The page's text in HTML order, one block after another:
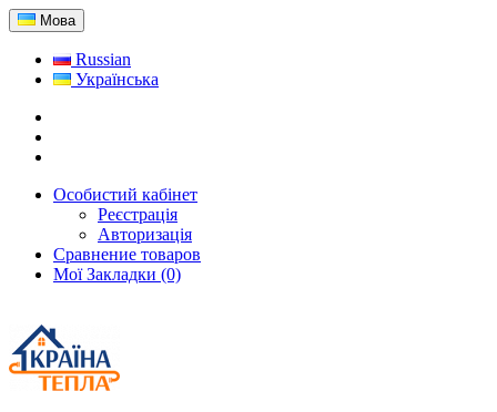
Мова
Russian
Українська
Особистий кабінет
Реєстрація
Авторизація
Сравнение товаров
Мої Закладки (0)